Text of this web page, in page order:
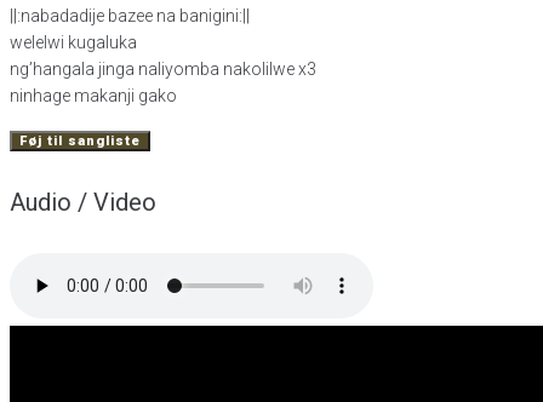
||:nabadadije bazee na banigini:||
welelwi kugaluka
ng’hangala jinga naliyomba nakolilwe x3
ninhage makanji gako
Føj til sangliste
Audio / Video